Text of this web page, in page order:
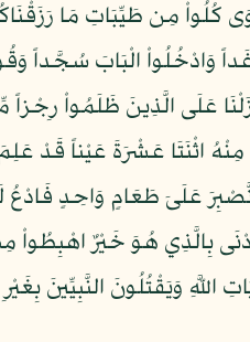
الْمَنَّ وَالسَّلْوَى كُلُواْ مِن طَيِّبَاتِ
شِئْتُمْ رَغَداً وَادْخُلُواْ الْبَابَ
لَهُمْ فَأَنزَلْنَا عَلَى الَّذِينَ
مِنْهُ اثْنَتَا عَشْرَةَ عَيْناً
مُفْسِدِينَ (60) وَإِذْ قُلْتُمْ يَا مُوسَى لَن نَّصْبِرَ عَلَىَ
بِالَّذِي هُوَ خَيْرٌ اهْبِطُواْ
اللَّهِ وَيَقْتُلُونَ النَّبِيِّينَ